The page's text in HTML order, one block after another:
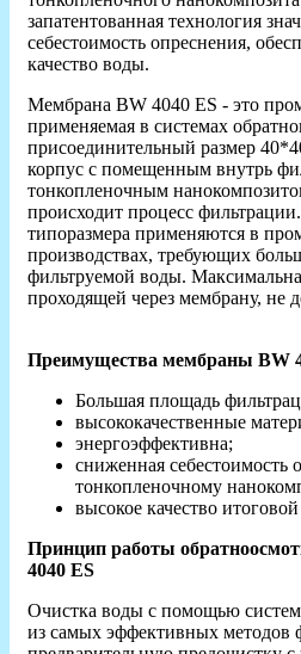
запатентованная технология
себестоимость опреснения,
качество воды.
Мембрана BW 4040 ES - это
применяемая в системах
присоединительный размер
корпус с помещенным внутрь
тонкопленочным
происходит процесс
типоразмера применяются в
производствах, требующих
фильтруемой воды.
проходящей через мембрану, не
Преимущества мембраны BW
Большая площадь
высококачественные
энергоэффективна;
сниженная себестоимость
тонкопленочному
высокое качество
Принцип работы
4040 ES
Очистка воды с помощью
из самых эффективных методов